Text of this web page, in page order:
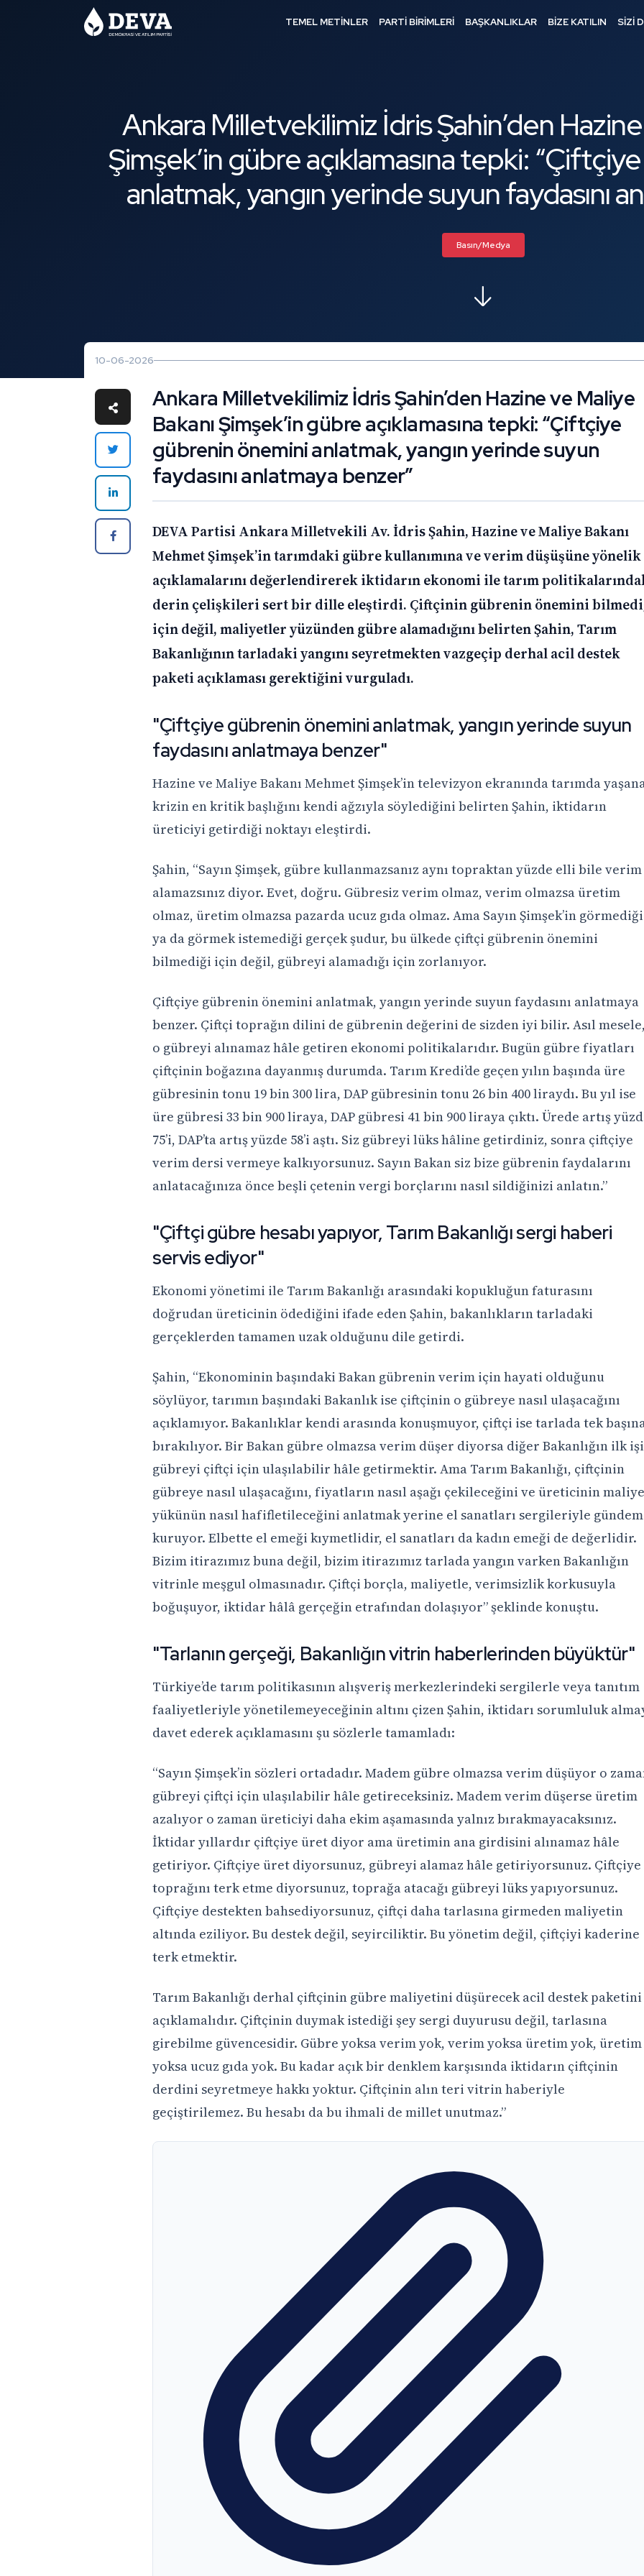
TEMEL METİNLER PARTİ BİRİMLERİ BAŞKANLIKLAR BİZE KATILIN SİZİ
Ankara Milletvekilimiz İdris Şahin’den
Şimşek’in gübre açıklamasına tepki:
anlatmak, yangın yerinde suyun faydasını
Basın/Medya
10-06-2026
Ankara Milletvekilimiz İdris Şahin’den Hazine ve Maliye
Bakanı Şimşek’in gübre açıklamasına tepki: “Çiftçiye
gübrenin önemini anlatmak, yangın yerinde suyun
faydasını anlatmaya benzer”
DEVA Partisi Ankara Milletvekili Av. İdris Şahin, Hazine ve Maliye Bakanı
Mehmet Şimşek’in tarımdaki gübre kullanımına ve verim düşüşüne yönelik
açıklamalarını değerlendirerek iktidarın ekonomi ile tarım
derin çelişkileri sert bir dille eleştirdi. Çiftçinin gübrenin önemini
için değil, maliyetler yüzünden gübre alamadığını belirten Şahin, Tarım
Bakanlığının tarladaki yangını seyretmekten vazgeçip derhal acil destek
paketi açıklaması gerektiğini vurguladı.
"Çiftçiye gübrenin önemini anlatmak, yangın yerinde suyun
faydasını anlatmaya benzer"
Hazine ve Maliye Bakanı Mehmet Şimşek’in televizyon ekranında tarımda
krizin en kritik başlığını kendi ağzıyla söylediğini belirten Şahin, iktidarın
üreticiyi getirdiği noktayı eleştirdi.
Şahin, “Sayın Şimşek, gübre kullanmazsanız aynı topraktan yüzde elli bile verim
alamazsınız diyor. Evet, doğru. Gübresiz verim olmaz, verim olmazsa üretim
olmaz, üretim olmazsa pazarda ucuz gıda olmaz. Ama Sayın Şimşek’in görmediği
ya da görmek istemediği gerçek şudur, bu ülkede çiftçi gübrenin önemini
bilmediği için değil, gübreyi alamadığı için zorlanıyor.
Çiftçiye gübrenin önemini anlatmak, yangın yerinde suyun faydasını anlatmaya
benzer. Çiftçi toprağın dilini de gübrenin değerini de sizden iyi bilir. Asıl
o gübreyi alınamaz hâle getiren ekonomi politikalarıdır. Bugün gübre fiyatları
çiftçinin boğazına dayanmış durumda. Tarım Kredi’de geçen yılın başında üre
gübresinin tonu 19 bin 300 lira, DAP gübresinin tonu 26 bin 400 liraydı. Bu yıl ise
üre gübresi 33 bin 900 liraya, DAP gübresi 41 bin 900 liraya çıktı. Ürede artış
75’i, DAP’ta artış yüzde 58’i aştı. Siz gübreyi lüks hâline getirdiniz, sonra çiftçiye
verim dersi vermeye kalkıyorsunuz. Sayın Bakan siz bize gübrenin faydalarını
anlatacağınıza önce beşli çetenin vergi borçlarını nasıl sildiğinizi anlatın.”
"Çiftçi gübre hesabı yapıyor, Tarım Bakanlığı sergi haberi
servis ediyor"
Ekonomi yönetimi ile Tarım Bakanlığı arasındaki kopukluğun faturasını
doğrudan üreticinin ödediğini ifade eden Şahin, bakanlıkların tarladaki
gerçeklerden tamamen uzak olduğunu dile getirdi.
Şahin, “Ekonominin başındaki Bakan gübrenin verim için hayati olduğunu
söylüyor, tarımın başındaki Bakanlık ise çiftçinin o gübreye nasıl ulaşacağını
açıklamıyor. Bakanlıklar kendi arasında konuşmuyor, çiftçi ise tarlada tek
bırakılıyor. Bir Bakan gübre olmazsa verim düşer diyorsa diğer Bakanlığın ilk
gübreyi çiftçi için ulaşılabilir hâle getirmektir. Ama Tarım Bakanlığı, çiftçinin
gübreye nasıl ulaşacağını, fiyatların nasıl aşağı çekileceğini ve üreticinin
yükünün nasıl hafifletileceğini anlatmak yerine el sanatları sergileriyle gündem
kuruyor. Elbette el emeği kıymetlidir, el sanatları da kadın emeği de değerlidir.
Bizim itirazımız buna değil, bizim itirazımız tarlada yangın varken Bakanlığın
vitrinle meşgul olmasınadır. Çiftçi borçla, maliyetle, verimsizlik korkusuyla
boğuşuyor, iktidar hâlâ gerçeğin etrafından dolaşıyor” şeklinde konuştu.
"Tarlanın gerçeği, Bakanlığın vitrin haberlerinden büyüktür"
Türkiye’de tarım politikasının alışveriş merkezlerindeki sergilerle veya tanıtım
faaliyetleriyle yönetilemeyeceğinin altını çizen Şahin, iktidarı sorumluluk
davet ederek açıklamasını şu sözlerle tamamladı:
“Sayın Şimşek’in sözleri ortadadır. Madem gübre olmazsa verim düşüyor o
gübreyi çiftçi için ulaşılabilir hâle getireceksiniz. Madem verim düşerse üretim
azalıyor o zaman üreticiyi daha ekim aşamasında yalnız bırakmayacaksınız.
İktidar yıllardır çiftçiye üret diyor ama üretimin ana girdisini alınamaz hâle
getiriyor. Çiftçiye üret diyorsunuz, gübreyi alamaz hâle getiriyorsunuz. Çiftçiye
toprağını terk etme diyorsunuz, toprağa atacağı gübreyi lüks yapıyorsunuz.
Çiftçiye destekten bahsediyorsunuz, çiftçi daha tarlasına girmeden maliyetin
altında eziliyor. Bu destek değil, seyirciliktir. Bu yönetim değil, çiftçiyi kaderine
terk etmektir.
Tarım Bakanlığı derhal çiftçinin gübre maliyetini düşürecek acil destek paketini
açıklamalıdır. Çiftçinin duymak istediği şey sergi duyurusu değil, tarlasına
girebilme güvencesidir. Gübre yoksa verim yok, verim yoksa üretim yok, üretim
yoksa ucuz gıda yok. Bu kadar açık bir denklem karşısında iktidarın çiftçinin
derdini seyretmeye hakkı yoktur. Çiftçinin alın teri vitrin haberiyle
geçiştirilemez. Bu hesabı da bu ihmali de millet unutmaz.”